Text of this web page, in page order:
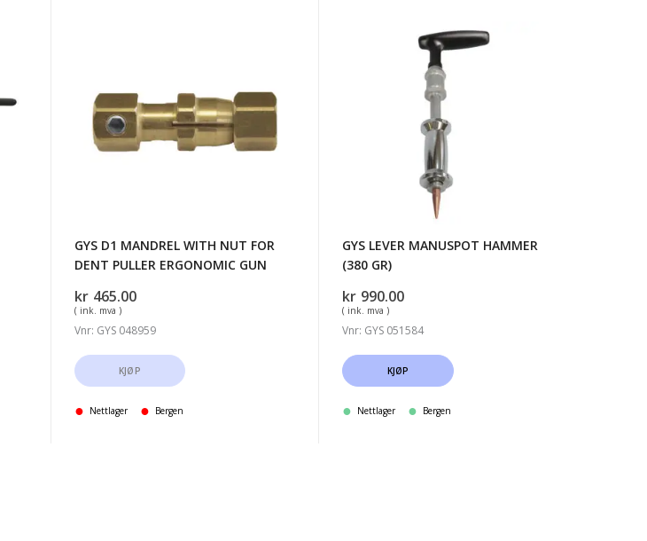
WITH
NUT
FOR
GYS D1 MANDREL WITH NUT FOR
DENT PULLER ERGONOMIC GUN
kr 465.00
( ink. mva )
Vnr: GYS 048959
KJØP
Nettlager Bergen
GYS LEVER MANUSPOT HAMMER
(380 GR)
kr 990.00
( ink. mva )
Vnr: GYS 051584
KJØP
Nettlager Bergen